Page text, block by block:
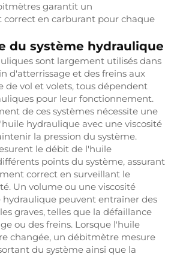
garantit un
en carburant pour chaque
du système hydraulique
sont largement utilisés dans
d'atterrissage et des freins aux
de vol et volets, tous dépendent
pour leur fonctionnement.
de ces systèmes nécessite une
hydraulique avec une viscosité
la pression du système.
le débit de l'huile
points du système, assurant
correct en surveillant le
Un volume ou une viscosité
hydraulique peuvent entraîner des
graves, telles que la défaillance
ou des freins. Lorsque l'huile
changée, un débitmètre mesure
du système ainsi que la